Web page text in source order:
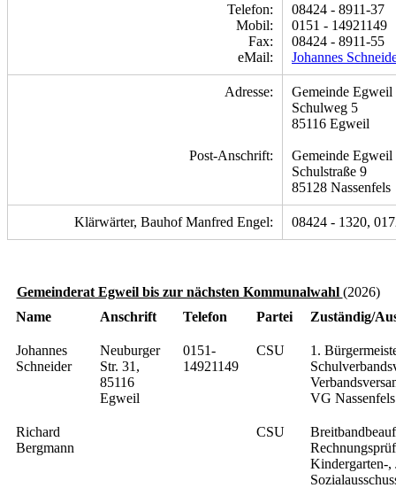
Telefon:
Mobil:
Fax:
eMail:
08424 - 8911-37
0151 - 14921149
08424 - 8911-55
Johannes
Adresse:
Post-Anschrift:
Gemeinde Egweil
Schulweg 5
85116 Egweil
Gemeinde Egweil
Schulstraße 9
85128 Nassenfels
Klärwärter, Bauhof Manfred Engel: 08424 - 1320,
Gemeinderat Egweil bis zur nächsten Kommunalwahl (2026)
Name
Anschrift Telefon Partei Zuständig/
Johannes
Schneider
Neuburger
Str. 31,
85116
Egweil
0151-
14921149
CSU
1.
VG Nassenfels
Richard
Bergmann
CSU
Kindergarten-,